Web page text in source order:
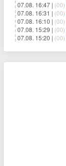
07.08. 16:47 | (00)
07.08. 16:31 | (00)
07.08. 16:10 | (00)
07.08. 15:29 | (00)
07.08. 15:20 | (00)